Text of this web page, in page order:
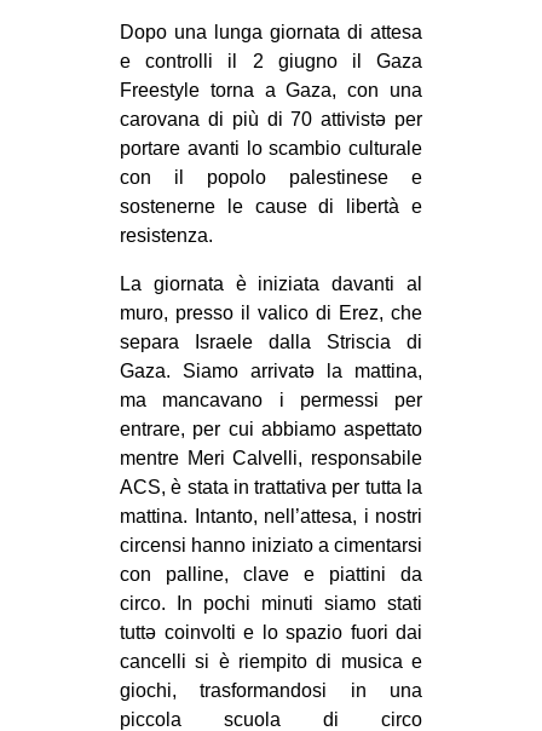
MILANO
MOBILITAZIONI
SPORT POPOLARE
MOVIMENTI
ANTIFASCISMO
DIRITTO ALL’ABITARE
GENERI
MIGRAZIONI
PRECARIATO
REPRESSIONE
STUDENTI
CULTURE
ARTE
CINEMA
MANIFESTI
Dopo una lunga giornata di attesa
e controlli il 2 giugno il Gaza
Freestyle torna a Gaza, con una
carovana di più di 70 attivistə per
portare avanti lo scambio culturale
con il popolo palestinese e
sostenerne le cause di libertà e
resistenza.
La giornata è iniziata davanti al
muro, presso il valico di Erez, che
separa Israele dalla Striscia di
Gaza. Siamo arrivatə la mattina,
ma mancavano i permessi per
entrare, per cui abbiamo aspettato
mentre Meri Calvelli, responsabile
ACS, è stata in trattativa per tutta la
mattina. Intanto, nell’attesa, i nostri
circensi hanno iniziato a cimentarsi
con palline, clave e piattini da
circo. In pochi minuti siamo stati
tuttə coinvolti e lo spazio fuori dai
cancelli si è riempito di musica e
giochi, trasformandosi in una
piccola scuola di circo